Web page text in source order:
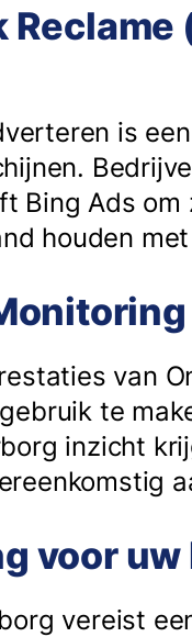
is
Bing Ads
houden
van
te
inzicht
voor
vereist